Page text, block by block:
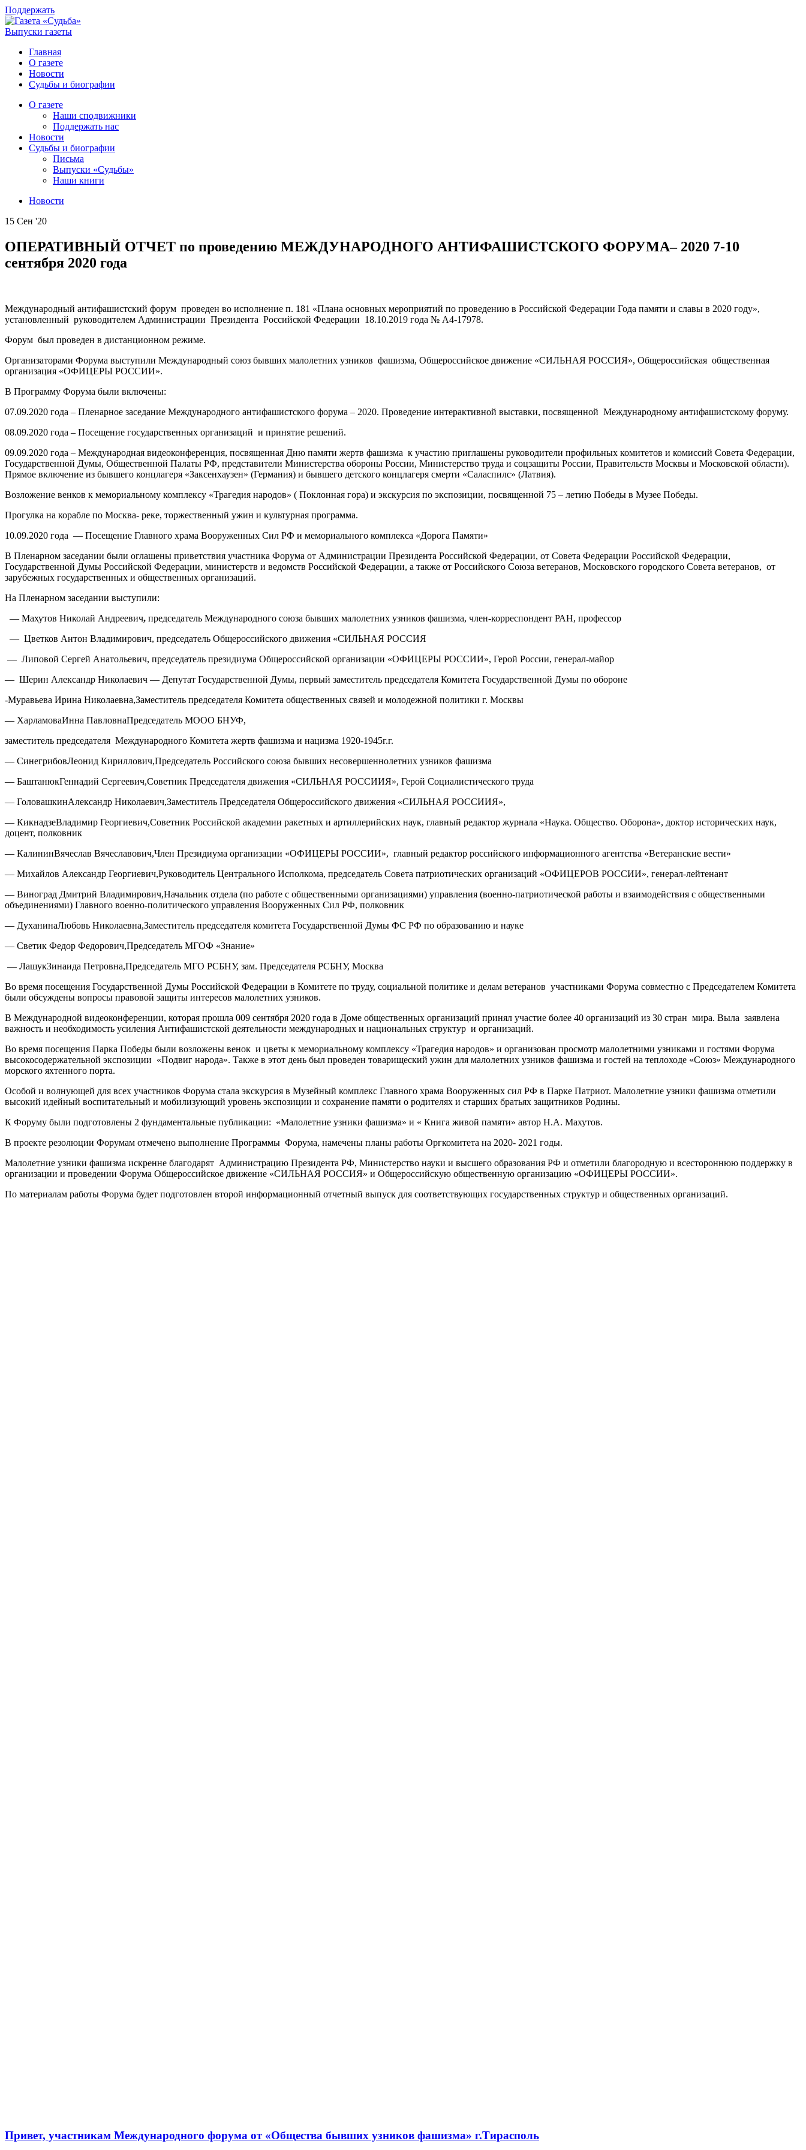
Поддержать
Выпуски газеты
Главная
О газете
Новости
Судьбы и биографии
О газете
Наши сподвижники
Поддержать нас
Новости
Судьбы и биографии
Письма
Выпуски «Судьбы»
Наши книги
Новости
15 Сен '20
ОПЕРАТИВНЫЙ ОТЧЕТ по проведению МЕЖДУНАРОДНОГО АНТИФАШИСТСКОГО ФОРУМА– 2020 7-10
сентября 2020 года
Международный антифашистский форум проведен во исполнение п. 181 «Плана основных мероприятий по проведению в Российской Федерации Года памяти и славы в 2020 году»,
установленный руководителем Администрации Президента Российской Федерации 18.10.2019 года № А4-17978.
Форум был проведен в дистанционном режиме.
Организаторами Форума выступили Международный союз бывших малолетних узников фашизма, Общероссийское движение «СИЛЬНАЯ РОССИЯ», Общероссийская общественная
организация «ОФИЦЕРЫ РОССИИ».
В Программу Форума были включены:
07.09.2020 года – Пленарное заседание Международного антифашистского форума – 2020. Проведение интерактивной выставки, посвященной Международному антифашистскому форуму.
08.09.2020 года – Посещение государственных организаций и принятие решений.
09.09.2020 года – Международная видеоконференция, посвященная Дню памяти жертв фашизма к участию приглашены руководители профильных комитетов и комиссий Совета Федерации,
Государственной Думы, Общественной Палаты РФ, представители Министерства обороны России, Министерство труда и соцзащиты России, Правительств Москвы и Московской области).
Прямое включение из бывшего концлагеря «Заксенхаузен» (Германия) и бывшего детского концлагеря смерти «Саласпилс» (Латвия).
Возложение венков к мемориальному комплексу «Трагедия народов» ( Поклонная гора) и экскурсия по экспозиции, посвященной 75 – летию Победы в Музее Победы.
Прогулка на корабле по Москва- реке, торжественный ужин и культурная программа.
10.09.2020 года — Посещение Главного храма Вооруженных Сил РФ и мемориального комплекса «Дорога Памяти»
В Пленарном заседании были оглашены приветствия участника Форума от Администрации Президента Российской Федерации, от Совета Федерации Российской Федерации,
Государственной Думы Российской Федерации, министерств и ведомств Российской Федерации, а также от Российского Союза ветеранов, Московского городского Совета ветеранов, от
зарубежных государственных и общественных организаций.
На Пленарном заседании выступили:
— Махутов Николай Андреевич, председатель Международного союза бывших малолетних узников фашизма, член-корреспондент РАН, профессор
— Цветков Антон Владимирович, председатель Общероссийского движения «СИЛЬНАЯ РОССИЯ
— Липовой Сергей Анатольевич, председатель президиума Общероссийской организации «ОФИЦЕРЫ РОССИИ», Герой России, генерал-майор
— Шерин Александр Николаевич — Депутат Государственной Думы, первый заместитель председателя Комитета Государственной Думы по обороне
-Муравьева Ирина Николаевна,Заместитель председателя Комитета общественных связей и молодежной политики г. Москвы
— ХарламоваИнна ПавловнаПредседатель МООО БНУФ,
заместитель председателя Международного Комитета жертв фашизма и нацизма 1920-1945г.г.
— СинегрибовЛеонид Кириллович,Председатель Российского союза бывших несовершеннолетних узников фашизма
— БаштанюкГеннадий Сергеевич,Советник Председателя движения «СИЛЬНАЯ РОССИИЯ», Герой Социалистического труда
— ГоловашкинАлександр Николаевич,Заместитель Председателя Общероссийского движения «СИЛЬНАЯ РОССИИЯ»,
— КикнадзеВладимир Георгиевич,Советник Российской академии ракетных и артиллерийских наук, главный редактор журнала «Наука. Общество. Оборона», доктор исторических наук,
доцент, полковник
— КалининВячеслав Вячеславович,Член Президиума организации «ОФИЦЕРЫ РОССИИ», главный редактор российского информационного агентства «Ветеранские вести»
— Михайлов Александр Георгиевич,Руководитель Центрального Исполкома, председатель Совета патриотических организаций «ОФИЦЕРОВ РОССИИ», генерал-лейтенант
— Виноград Дмитрий Владимирович,Начальник отдела (по работе с общественными организациями) управления (военно-патриотической работы и взаимодействия с общественными
объединениями) Главного военно-политического управления Вооруженных Сил РФ, полковник
— ДуханинаЛюбовь Николаевна,Заместитель председателя комитета Государственной Думы ФС РФ по образованию и науке
— Светик Федор Федорович,Председатель МГОФ «Знание»
— ЛашукЗинаида Петровна,Председатель МГО РСБНУ, зам. Председателя РСБНУ, Москва
Во время посещения Государственной Думы Российской Федерации в Комитете по труду, социальной политике и делам ветеранов участниками Форума совместно с Председателем Комитета
были обсуждены вопросы правовой защиты интересов малолетних узников.
В Международной видеоконференции, которая прошла 009 сентября 2020 года в Доме общественных организаций принял участие более 40 организаций из 30 стран мира. Выла заявлена
важность и необходимость усиления Антифашистской деятельности международных и национальных структур и организаций.
Во время посещения Парка Победы были возложены венок и цветы к мемориальному комплексу «Трагедия народов» и организован просмотр малолетними узниками и гостями Форума
высокосодержательной экспозиции «Подвиг народа». Также в этот день был проведен товарищеский ужин для малолетних узников фашизма и гостей на теплоходе «Союз» Международного
морского яхтенного порта.
Особой и волнующей для всех участников Форума стала экскурсия в Музейный комплекс Главного храма Вооруженных сил РФ в Парке Патриот. Малолетние узники фашизма отметили
высокий идейный воспитательный и мобилизующий уровень экспозиции и сохранение памяти о родителях и старших братьях защитников Родины.
К Форуму были подготовлены 2 фундаментальные публикации: «Малолетние узники фашизма» и « Книга живой памяти» автор Н.А. Махутов.
В проекте резолюции Форумам отмечено выполнение Программы Форума, намечены планы работы Оргкомитета на 2020- 2021 годы.
Малолетние узники фашизма искренне благодарят Администрацию Президента РФ, Министерство науки и высшего образования РФ и отметили благородную и всестороннюю поддержку в
организации и проведении Форума Общероссийское движение «СИЛЬНАЯ РОССИЯ» и Общероссийскую общественную организацию «ОФИЦЕРЫ РОССИИ».
По материалам работы Форума будет подготовлен второй информационный отчетный выпуск для соответствующих государственных структур и общественных организаций.
Привет, участникам Международного форума от «Общества бывших узников фашизма» г.Тирасполь